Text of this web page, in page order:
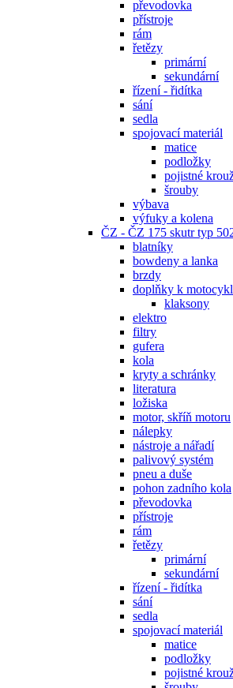
převodovka
přístroje
rám
řetězy
primární
sekundární
řízení - řidítka
sání
sedla
spojovací materiál
matice
podložky
pojistné
šrouby
výbava
výfuky a kolena
ČZ - ČZ 175 skutr typ
blatníky
bowdeny a lanka
brzdy
doplňky k
klaksony
elektro
filtry
gufera
kola
kryty a schránky
literatura
ložiska
motor, skříň motoru
nálepky
nástroje a nářadí
palivový systém
pneu a duše
pohon zadního kola
převodovka
přístroje
rám
řetězy
primární
sekundární
řízení - řidítka
sání
sedla
spojovací materiál
matice
podložky
pojistné